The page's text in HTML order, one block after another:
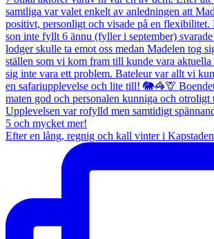
Efter en lång, regnig och kall vinter i Kapstaden